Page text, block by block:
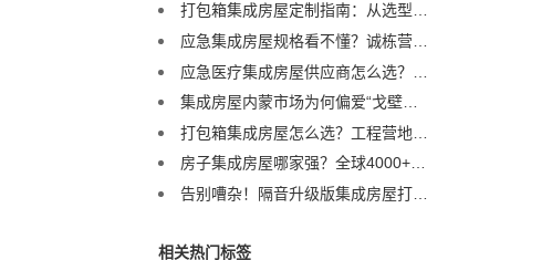
打包箱集成房屋定制指南：从选型到交付，一篇讲透
房子集成房屋哪家强？全球4000+项目经验，诚栋用实力给出答案
相关热门标签